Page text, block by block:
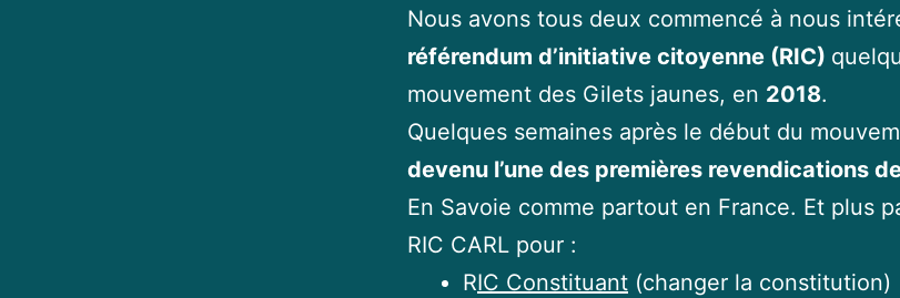
Nous avons tous deux commencé à nous
référendum d’initiative citoyenne (RIC)
mouvement des Gilets jaunes, en 2018.
Quelques semaines après le début du
devenu l’une des premières revendications
En Savoie comme partout en France. Et plus
RIC CARL pour :
RIC Constituant (changer la constitution)